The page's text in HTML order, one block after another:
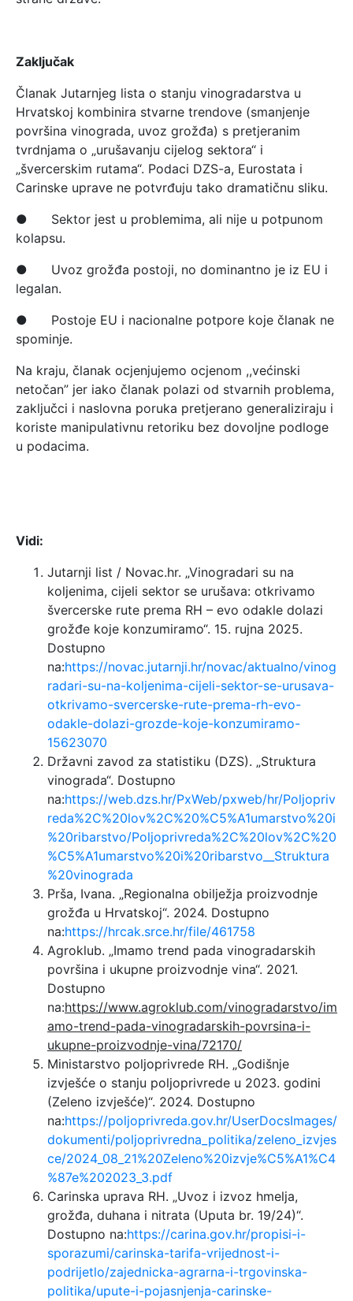
Zaključak
Članak Jutarnjeg lista o stanju vinogradarstva u
Hrvatskoj kombinira stvarne trendove (smanjenje
površina vinograda, uvoz grožđa) s pretjeranim
tvrdnjama o „urušavanju cijelog sektora“ i
„švercerskim rutama“. Podaci DZS-a, Eurostata i
Carinske uprave ne potvrđuju tako dramatičnu sliku.
● Sektor jest u problemima, ali nije u potpunom
kolapsu.
● Uvoz grožđa postoji, no dominantno je iz EU i
legalan.
● Postoje EU i nacionalne potpore koje članak ne
spominje.
Na kraju, članak ocjenjujemo ocjenom ,,većinski
netočan” jer iako članak polazi od stvarnih problema,
zaključci i naslovna poruka pretjerano generaliziraju i
koriste manipulativnu retoriku bez dovoljne podloge
u podacima.
Vidi:
Jutarnji list / Novac.hr. „Vinogradari su na
koljenima, cijeli sektor se urušava: otkrivamo
švercerske rute prema RH – evo odakle dolazi
grožđe koje konzumiramo“. 15. rujna 2025.
Dostupno
na:https://novac.jutarnji.hr/novac/aktualno/vinog
radari-su-na-koljenima-cijeli-sektor-se-urusava-
otkrivamo-svercerske-rute-prema-rh-evo-
odakle-dolazi-grozde-koje-konzumiramo-
15623070
Državni zavod za statistiku (DZS). „Struktura
vinograda“. Dostupno
na:https://web.dzs.hr/PxWeb/pxweb/hr/Poljopriv
reda%2C%20lov%2C%20%C5%A1umarstvo%20i
%20ribarstvo/Poljoprivreda%2C%20lov%2C%20
%C5%A1umarstvo%20i%20ribarstvo__Struktura
%20vinograda
Prša, Ivana. „Regionalna obilježja proizvodnje
grožđa u Hrvatskoj“. 2024. Dostupno
na:https://hrcak.srce.hr/file/461758
Agroklub. „Imamo trend pada vinogradarskih
površina i ukupne proizvodnje vina“. 2021.
Dostupno
na:https://www.agroklub.com/vinogradarstvo/im
amo-trend-pada-vinogradarskih-povrsina-i-
ukupne-proizvodnje-vina/72170/
Ministarstvo poljoprivrede RH. „Godišnje
izvješće o stanju poljoprivrede u 2023. godini
(Zeleno izvješće)“. 2024. Dostupno
na:https://poljoprivreda.gov.hr/UserDocsImages/
dokumenti/poljoprivredna_politika/zeleno_izvjes
ce/2024_08_21%20Zeleno%20izvje%C5%A1%C4
%87e%202023_3.pdf
Carinska uprava RH. „Uvoz i izvoz hmelja,
grožđa, duhana i nitrata (Uputa br. 19/24)“.
Dostupno na:https://carina.gov.hr/propisi-i-
sporazumi/carinska-tarifa-vrijednost-i-
podrijetlo/zajednicka-agrarna-i-trgovinska-
politika/upute-i-pojasnjenja-carinske-